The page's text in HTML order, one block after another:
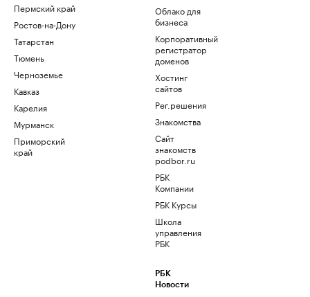
Пермский край
Ростов-на-Дону
Татарстан
Тюмень
Черноземье
Кавказ
Карелия
Мурманск
Приморский
край
Облако для
бизнеса
Корпоративный
регистратор
доменов
Хостинг
сайтов
Рег.решения
Знакомства
Сайт
знакомств
podbor.ru
РБК
Компании
РБК Курсы
Школа
управления
РБК
РБК
Новости